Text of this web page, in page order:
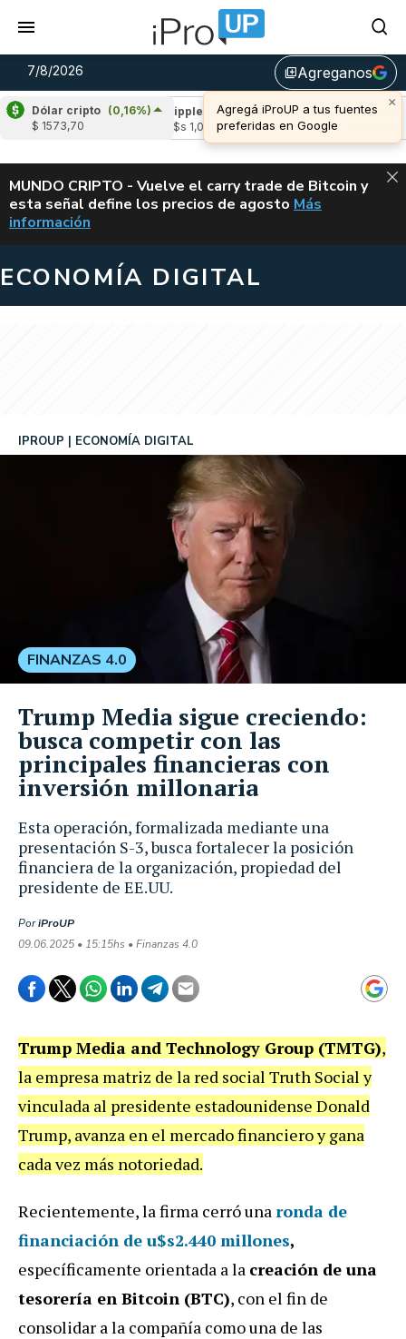
7/8/2026 library_addAgreganos
×
Agregá iProUP a tus fuentes
preferidas en Google
Dólar cripto (0,16%)
$ 1573,70
(1,11%)
Ripple (-0,75%)
u$s 1,04
Cardano
u$s 0,20
ALERTA
MUNDO CRIPTO - Vuelve el carry trade de Bitcoin y
esta señal define los precios de agosto VUELVE EL
Más
información
ECONOMÍA DIGITAL
Esta operación, formalizada mediante una
presentación S-3, busca fortalecer la posición
financiera de la organización, propiedad del
presidente de EE.UU.
IPROUP ECONOMÍA DIGITAL
PoriProUP
09.06.2025 • 15:15hs • Finanzas 4.0
FINANZAS 4.0
Trump Media sigue creciendo:
busca competir con las
principales financieras con
inversión millonaria
Trump Media and Technology Group (TMTG),
la empresa matriz de la red social Truth Social y
vinculada al presidente estadounidense Donald
Trump, avanza en el mercado financiero y gana
cada vez más notoriedad.
Recientemente, la firma cerróunaronda de
financiación de u$s2.440 millones,
específicamente orientada a la creación de una
tesorería en Bitcoin (BTC), con el fin de
consolidar a la compañía como una de las